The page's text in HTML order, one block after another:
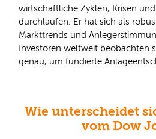
wirtschaftliche Zyklen, Krisen
durchlaufen. Er hat sich als
Markttrends und
Investoren weltweit beobachten
genau, um fundierte
Wie unterscheidet
vom Dow